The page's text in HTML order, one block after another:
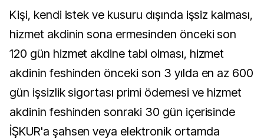
Kişi, kendi istek ve kusuru dışında işsiz kalması,
hizmet akdinin sona ermesinden önceki son
120 gün hizmet akdine tabi olması, hizmet
akdinin feshinden önceki son 3 yılda en az 600
gün işsizlik sigortası primi ödemesi ve hizmet
akdinin feshinden sonraki 30 gün içerisinde
İŞKUR'a şahsen veya elektronik ortamda